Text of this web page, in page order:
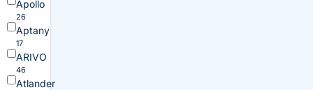
Apollo
26
Aptany
17
ARIVO
46
Atlander